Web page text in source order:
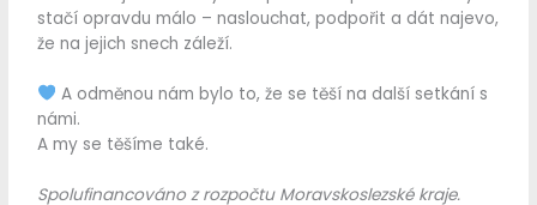
stačí opravdu málo – naslouchat, podpořit a dát najevo,
že na jejich snech záleží.
A odměnou nám bylo to, že se těší na další setkání s
námi.
A my se těšíme také.
Spolufinancováno z rozpočtu Moravskoslezské kraje.